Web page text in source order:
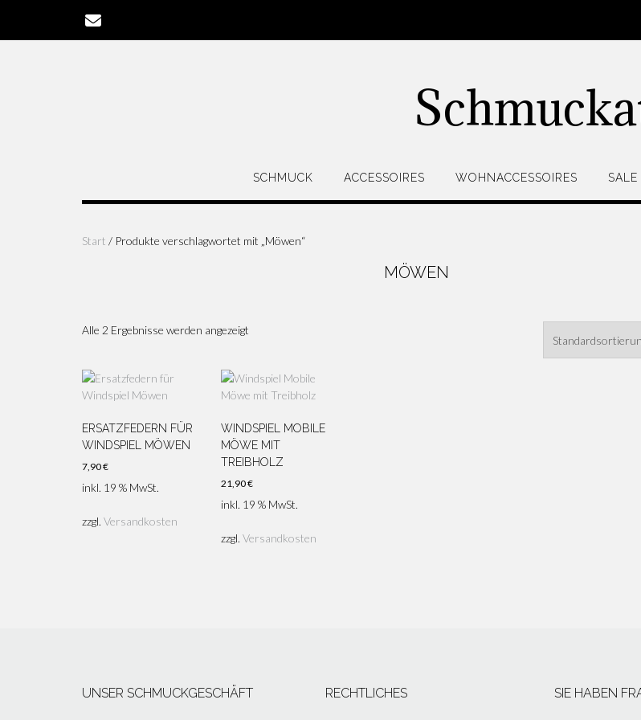
springen
SCHMUCK ACCESSOIRES WOHNACCESSOIRES SALE
Start / Produkte verschlagwortet mit „Möwen“
MÖWEN
Alle 2 Ergebnisse werden angezeigt
ERSATZFEDERN FÜR
WINDSPIEL MÖWEN
7,90€
inkl. 19 % MwSt.
zzgl. Versandkosten
WINDSPIEL MOBILE
MÖWE MIT
TREIBHOLZ
21,90€
inkl. 19 % MwSt.
zzgl. Versandkosten
UNSER SCHMUCKGESCHÄFT RECHTLICHES SIE HABEN